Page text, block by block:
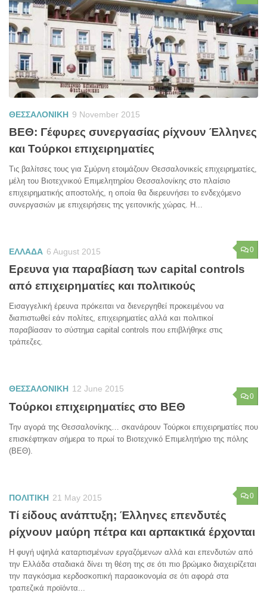
ΘΕΣΣΑΛΟΝΙΚΗ 9 November 2015
ΒΕΘ: Γέφυρες συνεργασίας ρίχνουν Έλληνες
και Τούρκοι επιχειρηματίες
Τις βαλίτσες τους για Σμύρνη ετοιμάζουν Θεσσαλονικείς επιχειρηματίες,
μέλη του Βιοτεχνικού Επιμελητηρίου Θεσσαλονίκης στο πλαίσιο
επιχειρηματικής αποστολής, η οποία θα διερευνήσει το ενδεχόμενο
συνεργασιών με επιχειρήσεις της γειτονικής χώρας. Η...
0
ΕΛΛΑΔΑ 6 August 2015
Ερευνα για παραβίαση των capital controls
από επιχειρηματίες και πολιτικούς
Εισαγγελική έρευνα πρόκειται να διενεργηθεί προκειμένου να
διαπιστωθεί εάν πολίτες, επιχειρηματίες αλλά και πολιτικοί
παραβίασαν το σύστημα capital controls που επιβλήθηκε στις
τράπεζες.
0
ΘΕΣΣΑΛΟΝΙΚΗ 12 June 2015
Τούρκοι επιχειρηματίες στο ΒΕΘ
Την αγορά της Θεσσαλονίκης… σκανάρουν Τούρκοι επιχειρηματίες που
επισκέφτηκαν σήμερα το πρωί το Βιοτεχνικό Επιμελητήριο της πόλης
(ΒΕΘ).
0
ΠΟΛΙΤΙΚΗ 21 May 2015
Τί είδους ανάπτυξη; Έλληνες επενδυτές
ρίχνουν μαύρη πέτρα και αρπακτικά έρχονται
Η φυγή υψηλά καταρτισμένων εργαζόμενων αλλά και επενδυτών από
την Ελλάδα σταδιακά δίνει τη θέση της σε ότι πιο βρώμικο διαχειρίζεται
την παγκόσμια κερδοσκοπική παραοικονομία σε ότι αφορά στα
τραπεζικά προϊόντα...